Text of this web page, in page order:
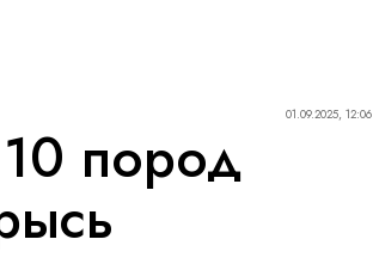
01.09.2025, 12:06
пород